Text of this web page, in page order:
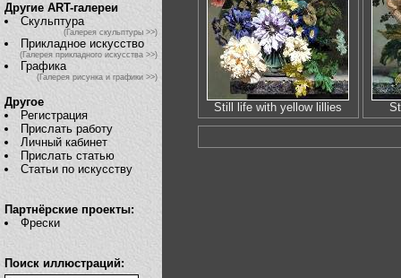
Другие ART-галереи
Скульптура
(Галерея скульптуры >>)
Прикладное искусство
(Галерея прикладного искусства >>)
Графика
(Галерея рисунка и графики >>)
Другое
Регистрация
Прислать работу
Личный кабинет
Прислать статью
Статьи по искусству
Партнёрские проекты:
Фрески
Поиск иллюстраций:
Still life with yellow lillies